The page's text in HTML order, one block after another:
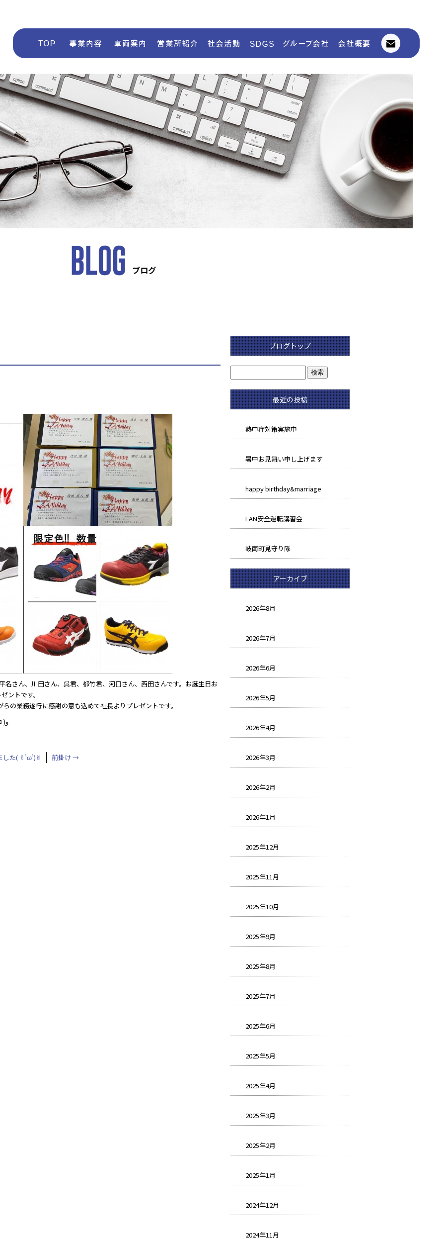
名さん、川田さん、呉君、都竹君、河口さん、西田さんです。お誕生日お
ントです。
の業務遂行に感謝の意も込めて社長よりプレゼントです。
byブログ更新特攻隊長三井も嬉しいです٩( ᐛ )و
した( ✌︎’ω’)✌︎ 前掛け →
ブログトップ
最近の投稿
熱中症対策実施中
暑中お見舞い申し上げます
happy birthday&marriage
LAN安全運転講習会
岐南町見守り隊
アーカイブ
2026年8月
2026年7月
2026年6月
2026年5月
2026年4月
2026年3月
2026年2月
2026年1月
2025年12月
2025年11月
2025年10月
2025年9月
2025年8月
2025年7月
2025年6月
2025年5月
2025年4月
2025年3月
2025年2月
2025年1月
2024年12月
2024年11月